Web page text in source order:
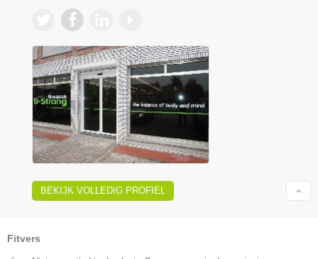
BEKIJK VOLLEDIG PROFIEL
Fitvers